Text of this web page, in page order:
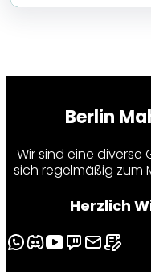
Berlin
Wir sind eine diverse
sich regelmäßig zum
Herzlich